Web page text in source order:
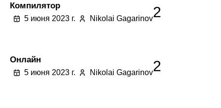
Компилятор
5 июня 2023 г. Nikolai Gagarinov2
Онлайн
5 июня 2023 г. Nikolai Gagarinov2